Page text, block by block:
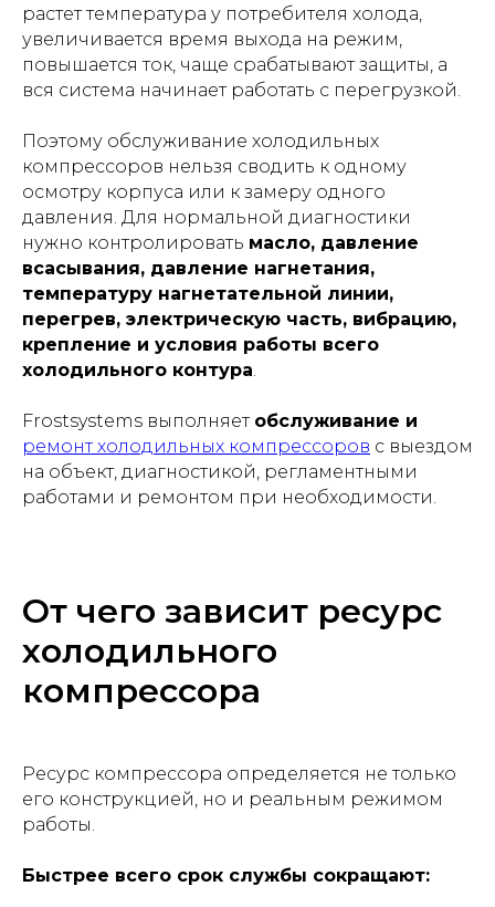
растет температура у потребителя холода,
увеличивается время выхода на режим,
повышается ток, чаще срабатывают защиты, а
вся система начинает работать с перегрузкой.
Поэтому обслуживание холодильных
компрессоров нельзя сводить к одному
осмотру корпуса или к замеру одного
давления. Для нормальной диагностики
нужно контролировать масло, давление
всасывания, давление нагнетания,
температуру нагнетательной линии,
перегрев, электрическую часть, вибрацию,
крепление и условия работы всего
холодильного контура
Frostsystems выполняет обслуживание и
ремонт холодильных компрессоров с выездом
на объект, диагностикой, регламентными
работами и ремонтом при необходимости.
От чего зависит ресурс
холодильного
компрессора
Ресурс компрессора определяется не только
его конструкцией, но и реальным режимом
работы.
Быстрее всего срок службы сокращают: